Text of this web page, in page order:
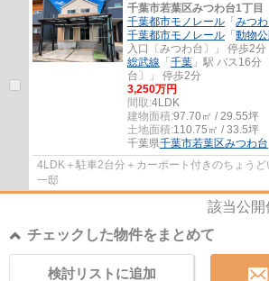
千葉市若葉区みつわ台1丁
千葉都市モノレール 「 みつ
千葉都市モノレール 「 動物公
入口〔みつわ台〕」 停歩2分
総武線 「 千葉 」駅 バス16分
台〕」 停歩2分
3,250万円
間取:4LDK
建物面積:97.70㎡ / 29.55坪
土地面積:110.75㎡ / 33.5坪
千葉県千葉市若葉区みつわ台
4LDK＋駐車2台分＋カーポート付きのちょう
一邸
該当公開
チェックした物件をまとめて
検討リストに追加